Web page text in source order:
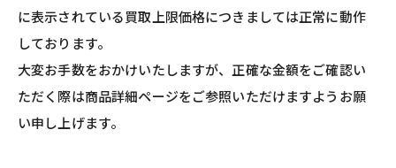
に表示されている買取上限価格につきましては正常に動作
しております。
大変お手数をおかけいたしますが、正確な金額をご確認い
ただく際は商品詳細ページをご参照いただけますようお願
い申し上げます。